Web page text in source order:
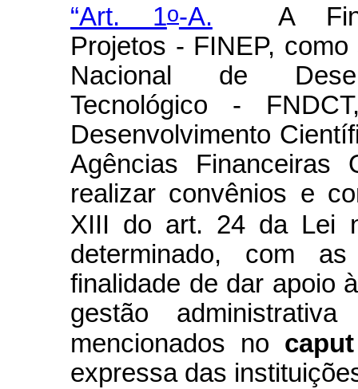
“Art. 1o-A.
A
Projetos - FINEP,
Nacional de
Tecnológico -
Desenvolvimento
Agências Financeiras
realizar convênios e
XIII do art. 24 da Lei
determinado, com
finalidade de dar apoio
gestão
mencionados no caput
expressa das